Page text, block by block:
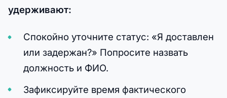
удерживают:
Спокойно уточните статус: «Я доставлен
или задержан?» Попросите назвать
должность и ФИО.
Зафиксируйте время фактического